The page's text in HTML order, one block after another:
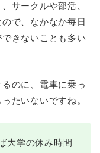
サークルや部活、
で、なかなか毎日
きないことも多い
のに、電車に乗っ
たいないですね。
大学の休み時間